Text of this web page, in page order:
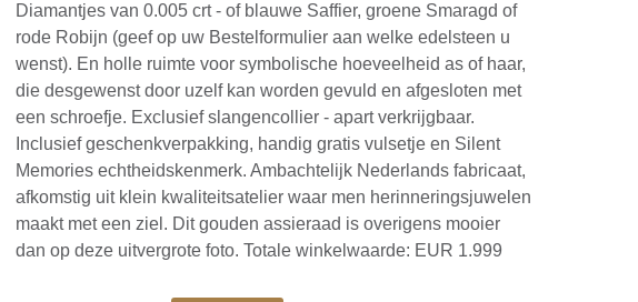
Diamantjes van 0.005 crt - of blauwe Saffier, groene Smaragd of
rode Robijn (geef op uw Bestelformulier aan welke edelsteen u
wenst). En holle ruimte voor symbolische hoeveelheid as of haar,
die desgewenst door uzelf kan worden gevuld en afgesloten met
een schroefje. Exclusief slangencollier - apart verkrijgbaar.
Inclusief geschenkverpakking, handig gratis vulsetje en Silent
Memories echtheidskenmerk. Ambachtelijk Nederlands fabricaat,
afkomstig uit klein kwaliteitsatelier waar men herinneringsjuwelen
maakt met een ziel. Dit gouden assieraad is overigens mooier
dan op deze uitvergrote foto. Totale winkelwaarde: EUR 1.999